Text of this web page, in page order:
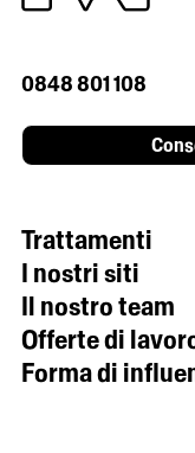
0848 801 108
Trattamenti
I nostri siti
Il nostro team
Offerte di
Forma di